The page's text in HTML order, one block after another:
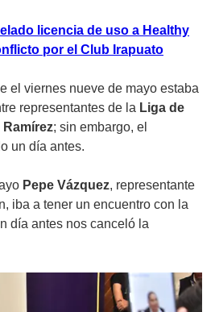
licencia de uso a Healthy
por el Club Irapuato
el viernes nueve de mayo estaba
representantes de la Liga de
; sin embargo, el
un día antes.
Pepe Vázquez, representante
iba a tener un encuentro con la
día antes nos canceló la